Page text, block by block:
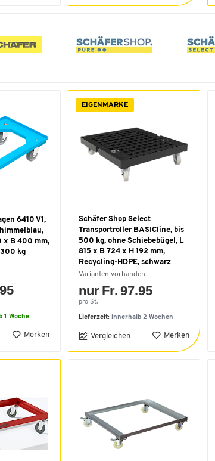
6410 V1,
x B 400 mm,
kg
1 Woche
Merken
EIGENMARKE
Schäfer Shop Select
Transportroller BASICline, bis
500 kg, ohne Schiebebügel, L
815 x B 724 x H 192 mm,
Recycling-HDPE, schwarz
Varianten vorhanden
nur Fr. 97.95
pro St.
Lieferzeit: innerhalb 2 Wochen
Vergleichen Merken